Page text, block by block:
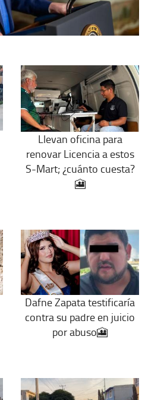
Llevan oficina para
renovar Licencia a estos
S-Mart; ¿cuánto cuesta?
🎦
Dafne Zapata testificaría
contra su padre en juicio
por abuso🎦